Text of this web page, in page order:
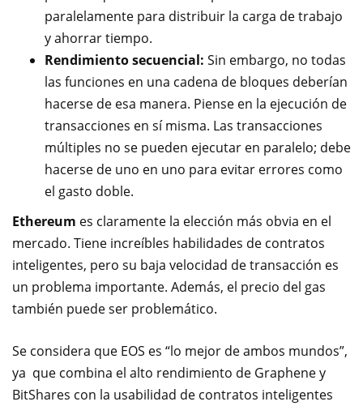
paralelamente para distribuir la carga de trabajo
y ahorrar tiempo.
Rendimiento secuencial: Sin embargo, no todas
las funciones en una cadena de bloques deberían
hacerse de esa manera. Piense en la ejecución de
transacciones en sí misma. Las transacciones
múltiples no se pueden ejecutar en paralelo; debe
hacerse de uno en uno para evitar errores como
el gasto doble.
Ethereum es claramente la elección más obvia en el
mercado. Tiene increíbles habilidades de contratos
inteligentes, pero su baja velocidad de transacción es
un problema importante. Además, el precio del gas
también puede ser problemático.
Se considera que EOS es “lo mejor de ambos mundos”,
ya que combina el alto rendimiento de Graphene y
BitShares con la usabilidad de contratos inteligentes